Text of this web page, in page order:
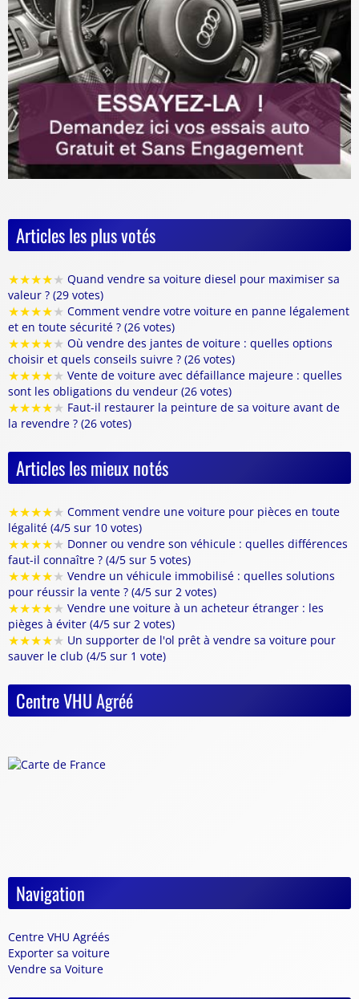
Articles les plus votés
★★★★★ Quand vendre sa voiture diesel pour maximiser sa
valeur ? (29 votes)
★★★★★ Comment vendre votre voiture en panne légalement
et en toute sécurité ? (26 votes)
★★★★★ Où vendre des jantes de voiture : quelles options
choisir et quels conseils suivre ? (26 votes)
★★★★★ Vente de voiture avec défaillance majeure : quelles
sont les obligations du vendeur (26 votes)
★★★★★ Faut-il restaurer la peinture de sa voiture avant de
la revendre ? (26 votes)
Articles les mieux notés
★★★★★ Comment vendre une voiture pour pièces en toute
légalité (4/5 sur 10 votes)
★★★★★ Donner ou vendre son véhicule : quelles différences
faut-il connaître ? (4/5 sur 5 votes)
★★★★★ Vendre un véhicule immobilisé : quelles solutions
pour réussir la vente ? (4/5 sur 2 votes)
★★★★★ Vendre une voiture à un acheteur étranger : les
pièges à éviter (4/5 sur 2 votes)
★★★★★ Un supporter de l'ol prêt à vendre sa voiture pour
sauver le club (4/5 sur 1 vote)
Centre VHU Agréé
Navigation
Centre VHU Agréés
Exporter sa voiture
Vendre sa Voiture